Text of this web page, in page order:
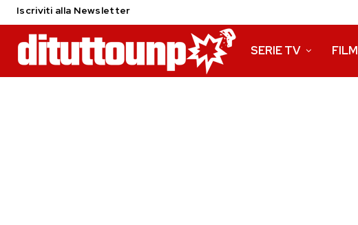
Iscriviti alla Newsletter
SERIE TV FILM